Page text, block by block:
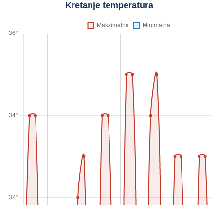
Kretanje temperatura